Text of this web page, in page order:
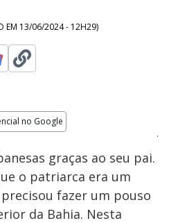
EM 13/06/2024 - 12H29)
no Google
graças ao seu pai.
o patriarca era um
fazer um pouso
da Bahia. Nesta